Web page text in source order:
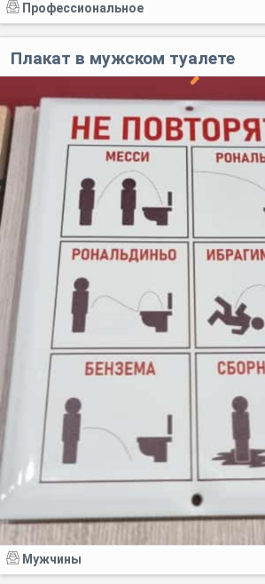
Профессиональное
Плакат в мужском туалете
Мужчины